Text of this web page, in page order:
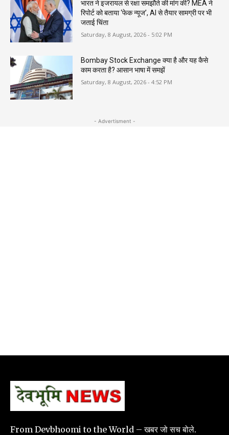
भारत ने इजरायल से रक्षा समझौते की मांग की? MEA ने
रिपोर्ट को बताया ‘फेक न्यूज’, AI से तैयार सामग्री पर भी
जताई चिंता
Saturday, 8 August, 2026 - 5:02 PM
Bombay Stock Exchange क्या है और यह कैसे
काम करता है? आसान भाषा में समझें
Saturday, 8 August, 2026 - 4:52 PM
- Advertisment -
From Devbhoomi to the World – खबर जो सच बोले.